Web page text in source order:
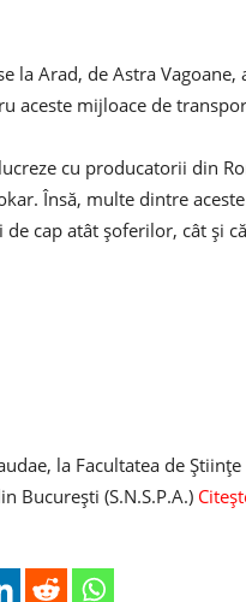
la Arad, de Astra Vagoane,
aceste mijloace de
cu producatorii din
Însă, multe dintre
cap atât șoferilor, cât și
la Facultatea de
Bucureşti (S.N.S.P.A.)